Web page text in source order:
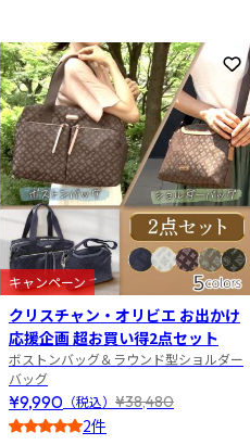
入りに登録 お
キャンペーン
クリスチャン・オリビエ お出かけ
応援企画 超お買い得2点セット
ボストンバッグ＆ラウンド型ショルダー
バッグ
¥9,990 （税込） ¥38,480
2件